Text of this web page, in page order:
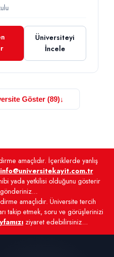
Üniversiteyi
İncele
Göster (89)↓
amaçlıdır. İçeriklerde yanlış
info@universitekayit.com.tr
yada yetkilisi olduğunu gösterir
amaçlıdır. Üniversite tercih
takip etmek, soru ve görüşlerinizi
ziyaret edebilirsiniz...